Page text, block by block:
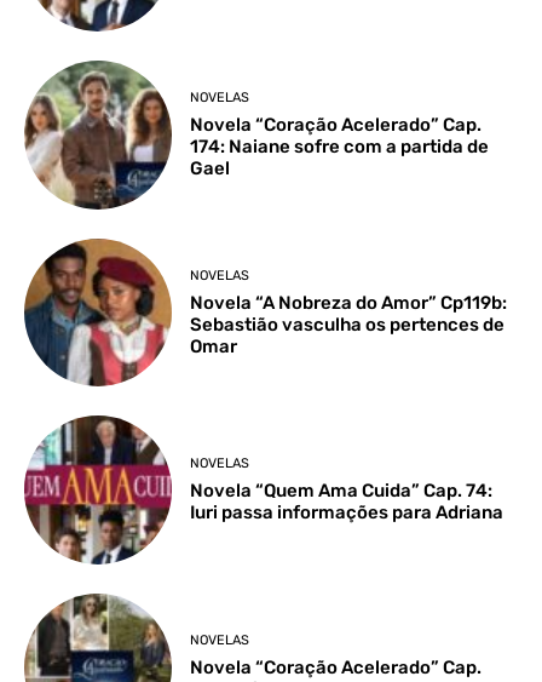
NOVELAS
Novela “Coração Acelerado” Cap.
174: Naiane sofre com a partida de
Gael
NOVELAS
Novela “A Nobreza do Amor” Cp119b:
Sebastião vasculha os pertences de
Omar
NOVELAS
Novela “Quem Ama Cuida” Cap. 74:
Iuri passa informações para Adriana
NOVELAS
Novela “Coração Acelerado” Cap.